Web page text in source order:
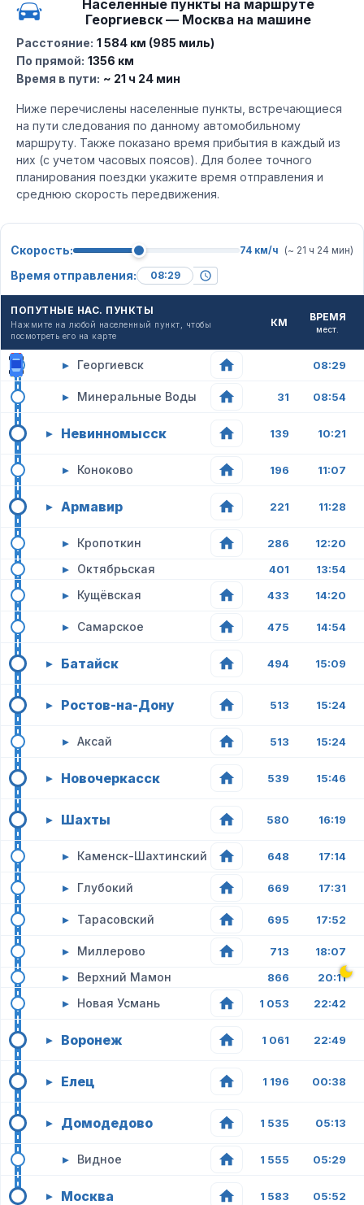
Населенные пункты на маршруте
Георгиевск — Москва на машине
Расстояние: 1 584 км (985 миль)
По прямой: 1356 км
Время в пути: ~ 21 ч 24 мин
Ниже перечислены населенные пункты, встречающиеся
на пути следования по данному автомобильному
маршруту. Также показано время прибытия в каждый из
них (с учетом часовых поясов). Для более точного
планирования поездки укажите время отправления и
среднюю скорость передвижения.
Скорость: 74 км/ч (~ 21 ч 24 мин)
Время отправления:
ПОПУТНЫЕ НАС. ПУНКТЫ
Нажмите на любой населенный пункт, чтобы
посмотреть его на карте
КМ ВРЕМЯ
мест.
▸ Георгиевск 08:29
▸ Минеральные Воды 31 08:54
▸ Невинномысск 139 10:21
▸ Коноково 196 11:07
▸ Армавир 221 11:28
▸ Кропоткин 286 12:20
▸ Октябрьская 401 13:54
▸ Кущёвская 433 14:20
▸ Самарское 475 14:54
▸ Батайск 494 15:09
▸ Ростов-на-Дону 513 15:24
▸ Аксай 513 15:24
▸ Новочеркасск 539 15:46
▸ Шахты 580 16:19
▸ Каменск-Шахтинский 648 17:14
▸ Глубокий 669 17:31
▸ Тарасовский 695 17:52
▸ Миллерово 713 18:07
▸ Верхний Мамон 866 20:11
▸ Новая Усмань 1 053 22:42
▸ Воронеж 1 061 22:49
▸ Елец 1 196 00:38
▸ Домодедово 1 535 05:13
▸ Видное 1 555 05:29
▸ Москва 1 583 05:52